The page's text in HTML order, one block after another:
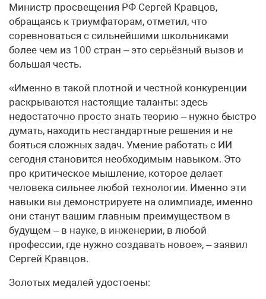
Министр просвещения РФ Сергей Кравцов,
обращаясь к триумфаторам, отметил, что
соревноваться с сильнейшими школьниками
более чем из 100 стран – это серьёзный вызов и
большая честь.
«Именно в такой плотной и честной конкуренции
раскрываются настоящие таланты: здесь
недостаточно просто знать теорию – нужно быстро
думать, находить нестандартные решения и не
бояться сложных задач. Умение работать с ИИ
сегодня становится необходимым навыком. Это
про критическое мышление, которое делает
человека сильнее любой технологии. Именно эти
навыки вы демонстрируете на олимпиаде, именно
они станут вашим главным преимуществом в
будущем – в науке, в инженерии, в любой
профессии, где нужно создавать новое», – заявил
Сергей Кравцов.
Золотых медалей удостоены: